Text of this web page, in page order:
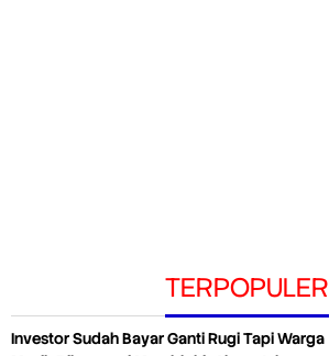
TERPOPULER
Investor Sudah Bayar Ganti Rugi Tapi Warga